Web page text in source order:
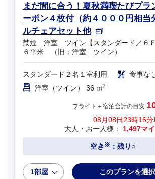
まだ間に合う！夏秋満喫たびプ
ーポン４枚付（約４０００円相当
ルチェアセット他
禁煙 洋室 ツイン【スタンダード／６
６平米 （旧：洋室 ツイン）
スタンダード２名１室利用
食事な
洋室（ツイン） 36 m2
フライト＋宿泊合計の目安
08月08日23時16分
大人・お一人様： 1,497マ
空き ※ ：残り○
1部屋